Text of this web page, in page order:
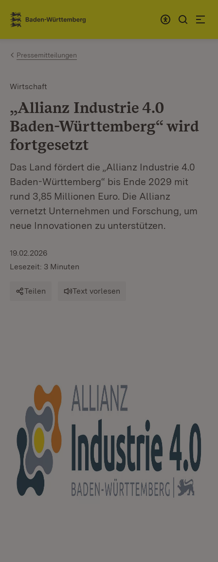
Zum Inhalt springen
Link zur Startseite
Pressemitteilungen
Wirtschaft
„Allianz Industrie 4.0
Baden-Württemberg“ wird
fortgesetzt
Das Land fördert die „Allianz Industrie 4.0
Baden-Württemberg“ bis Ende 2029 mit
rund 3,85 Millionen Euro. Die Allianz
vernetzt Unternehmen und Forschung, um
neue Innovationen zu unterstützen.
19.02.2026
Lesezeit: 3 Minuten
Teilen Text vorlesen